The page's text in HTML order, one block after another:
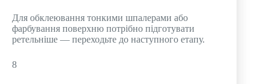
Для обклеювання тонкими шпалерами або
фарбування поверхню потрібно підготувати
ретельніше — переходьте до наступного етапу.
8